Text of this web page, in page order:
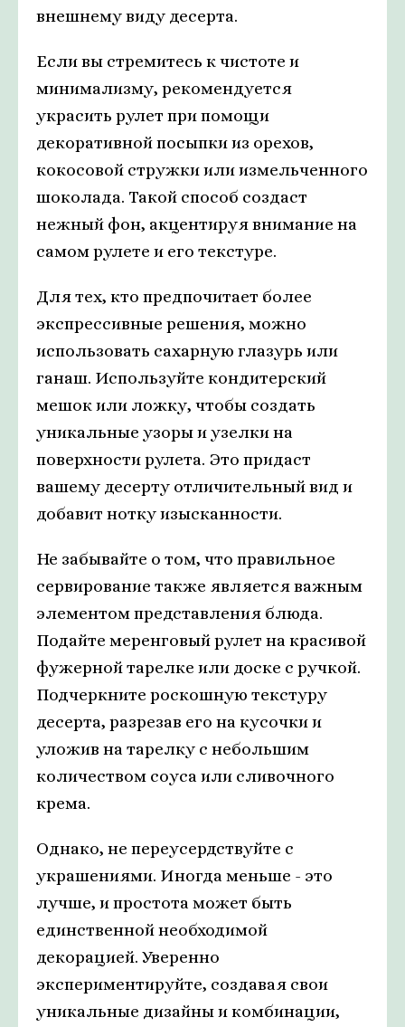
внешнему виду десерта.
Если вы стремитесь к чистоте и
минимализму, рекомендуется
украсить рулет при помощи
декоративной посыпки из орехов,
кокосовой стружки или измельченного
шоколада. Такой способ создаст
нежный фон, акцентируя внимание на
самом рулете и его текстуре.
Для тех, кто предпочитает более
экспрессивные решения, можно
использовать сахарную глазурь или
ганаш. Используйте кондитерский
мешок или ложку, чтобы создать
уникальные узоры и узелки на
поверхности рулета. Это придаст
вашему десерту отличительный вид и
добавит нотку изысканности.
Не забывайте о том, что правильное
сервирование также является важным
элементом представления блюда.
Подайте меренговый рулет на красивой
фужерной тарелке или доске с ручкой.
Подчеркните роскошную текстуру
десерта, разрезав его на кусочки и
уложив на тарелку с небольшим
количеством соуса или сливочного
крема.
Однако, не переусердствуйте с
украшениями. Иногда меньше - это
лучше, и простота может быть
единственной необходимой
декорацией. Уверенно
экспериментируйте, создавая свои
уникальные дизайны и комбинации,